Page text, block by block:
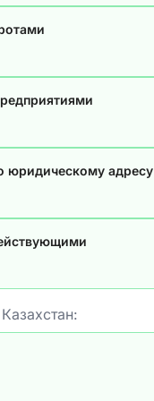
юридическому адресу